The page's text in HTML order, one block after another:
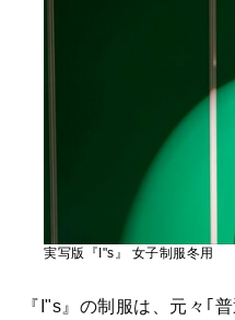
実写版『I"s』 女子制服冬用
『I"s』の制服は、元々｢